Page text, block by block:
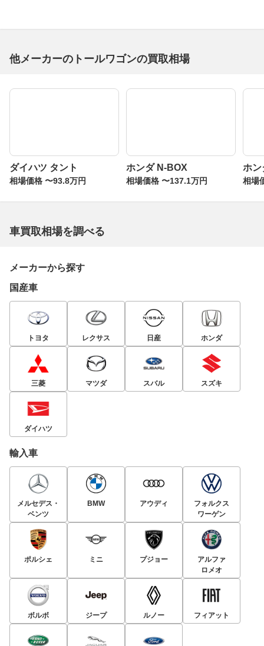
他メーカーのトールワゴンの買取相場
ダイハツ タント
相場価格 〜93.8万円
ホンダ N-BOX
相場価格 〜137.1万円
ホン
相場
車買取相場を調べる
メーカーから探す
国産車
トヨタ レクサス 日産 ホンダ
三菱 マツダ スバル スズキ
ダイハツ
輸入車
メルセデス・
ベンツ
BMW アウディ
フォルクス
ワーゲン
ポルシェ ミニ プジョー
アルファ
ロメオ
ボルボ ジープ ルノー フィアット